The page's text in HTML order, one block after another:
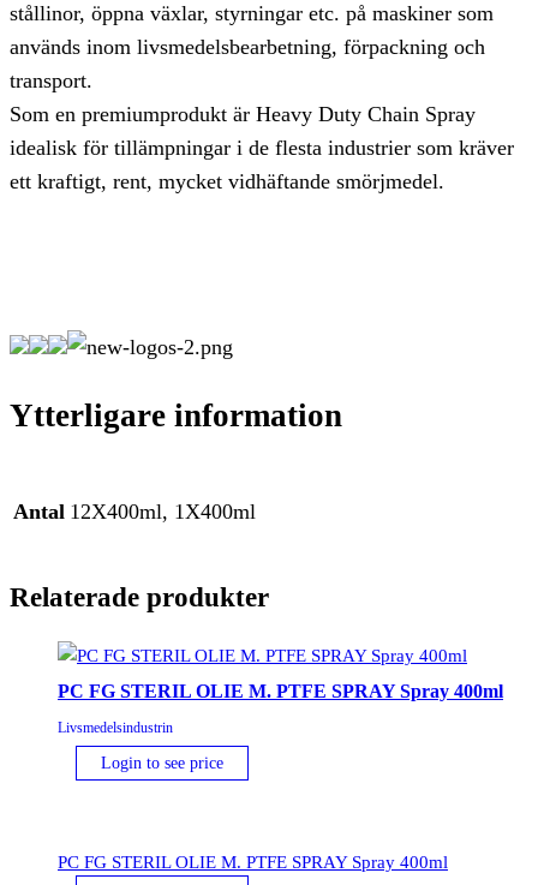
stållinor, öppna växlar, styrningar etc. på maskiner som
används inom livsmedelsbearbetning, förpackning och
transport.
Som en premiumprodukt är Heavy Duty Chain Spray
idealisk för tillämpningar i de flesta industrier som kräver
ett kraftigt, rent, mycket vidhäftande smörjmedel.
Ytterligare information
Antal 12X400ml, 1X400ml
Relaterade produkter
PC FG STERIL OLIE M. PTFE SPRAY Spray 400ml
Livsmedelsindustrin
Login to see price
PC FG STERIL OLIE M. PTFE SPRAY Spray 400ml